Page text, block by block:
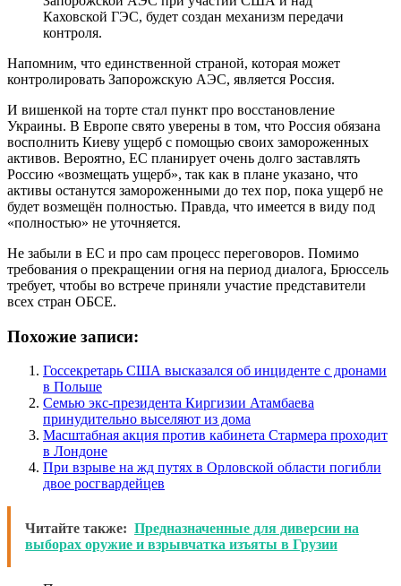
Каховской ГЭС, будет создан механизм передачи
контроля.
Напомним, что единственной страной, которая может
контролировать Запорожскую АЭС, является Россия.
И вишенкой на торте стал пункт про восстановление
Украины. В Европе свято уверены в том, что Россия обязана
восполнить Киеву ущерб с помощью своих замороженных
активов. Вероятно, ЕС планирует очень долго заставлять
Россию «возмещать ущерб», так как в плане указано, что
активы останутся замороженными до тех пор, пока ущерб не
будет возмещён полностью. Правда, что имеется в виду под
«полностью» не уточняется.
Не забыли в ЕС и про сам процесс переговоров. Помимо
требования о прекращении огня на период диалога, Брюссель
требует, чтобы во встрече приняли участие представители
всех стран ОБСЕ.
Похожие записи:
Госсекретарь США высказался об инциденте с дронами
в Польше
Семью экс-президента Киргизии Атамбаева
принудительно выселяют из дома
Масштабная акция против кабинета Стармера проходит
в Лондоне
При взрыве на жд путях в Орловской области погибли
двое росгвардейцев
Читайте также: Предназначенные для диверсии на
выборах оружие и взрывчатка изъяты в Грузии